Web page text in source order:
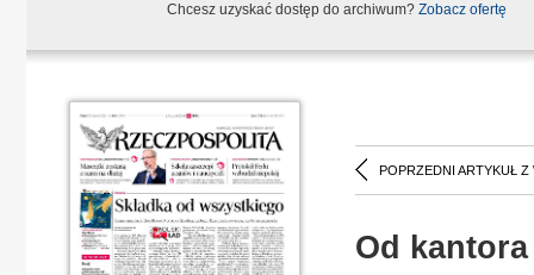
Chcesz uzyskać dostęp do archiwum? Zobacz ofertę
POPRZEDNI ARTYKUŁ Z
Od